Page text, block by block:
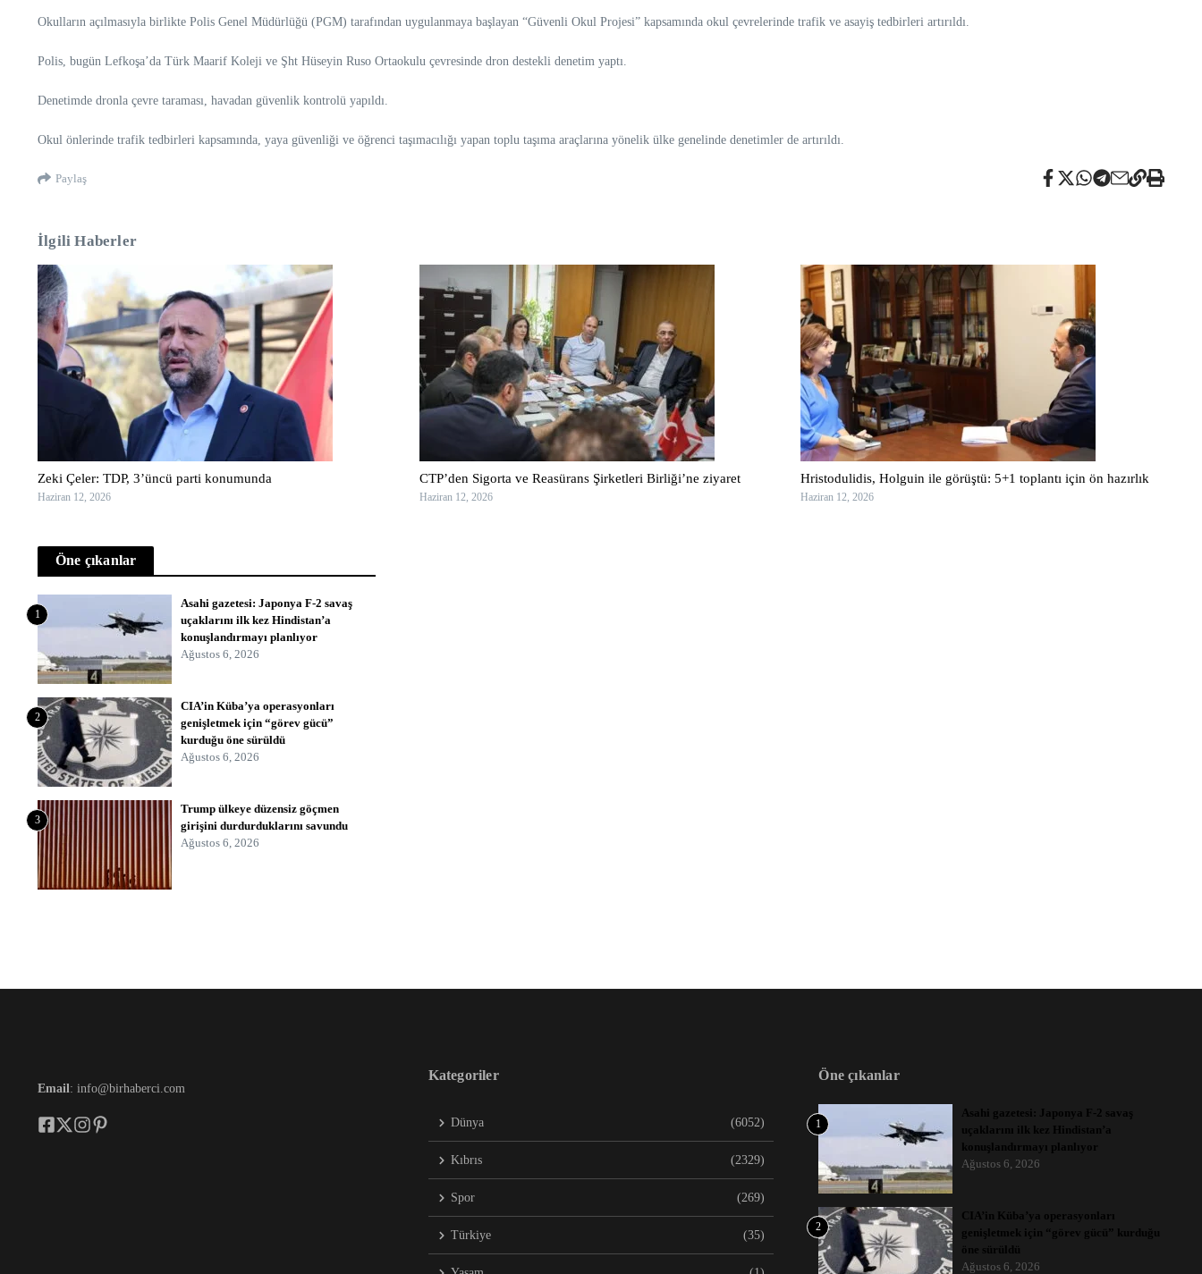
Okulların açılmasıyla birlikte Polis Genel Müdürlüğü (PGM) tarafından uygulanmaya başlayan “Güvenli Okul Projesi” kapsamında okul çevrelerinde trafik ve asayiş tedbirleri artırıldı.
Polis, bugün Lefkoşa’da Türk Maarif Koleji ve Şht Hüseyin Ruso Ortaokulu çevresinde dron destekli denetim yaptı.
Denetimde dronla çevre taraması, havadan güvenlik kontrolü yapıldı.
Okul önlerinde trafik tedbirleri kapsamında, yaya güvenliği ve öğrenci taşımacılığı yapan toplu taşıma araçlarına yönelik ülke genelinde denetimler de artırıldı.
Paylaş
İlgili Haberler
Zeki Çeler: TDP, 3’üncü parti konumunda
Haziran 12, 2026
CTP’den Sigorta ve Reasürans Şirketleri Birliği’ne ziyaret
Haziran 12, 2026
Hristodulidis, Holguin ile görüştü: 5+1 toplantı için ön hazırlık
Haziran 12, 2026
Öne çıkanlar
1
Asahi gazetesi: Japonya F-2 savaş
uçaklarını ilk kez Hindistan’a
konuşlandırmayı planlıyor
Ağustos 6, 2026
2
CIA’in Küba’ya operasyonları
genişletmek için “görev gücü”
kurduğu öne sürüldü
Ağustos 6, 2026
3
Trump ülkeye düzensiz göçmen
girişini durdurduklarını savundu
Ağustos 6, 2026
Email: info@birhaberci.com
Kategoriler
Dünya (6052)
Kıbrıs (2329)
Spor (269)
Türkiye (35)
Öne çıkanlar
1
Asahi gazetesi: Japonya F-2 savaş
uçaklarını ilk kez Hindistan’a
konuşlandırmayı planlıyor
Ağustos 6, 2026
2
CIA’in Küba’ya operasyonları
genişletmek için “görev gücü” kurduğu
öne sürüldü
Ağustos 6, 2026